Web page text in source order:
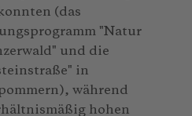
(das
"Natur
und die
in
während
hohen